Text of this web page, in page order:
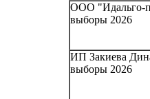
ООО "Идальго-
выборы 2026
ИП Закиева
выборы 2026